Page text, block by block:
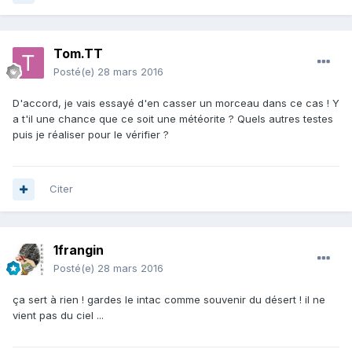
Tom.TT
Posté(e) 28 mars 2016
D'accord, je vais essayé d'en casser un morceau dans ce cas ! Y
a t'il une chance que ce soit une météorite ? Quels autres testes
puis je réaliser pour le vérifier ?
Citer
1frangin
Posté(e) 28 mars 2016
ça sert à rien ! gardes le intac comme souvenir du désert ! il ne
vient pas du ciel ...